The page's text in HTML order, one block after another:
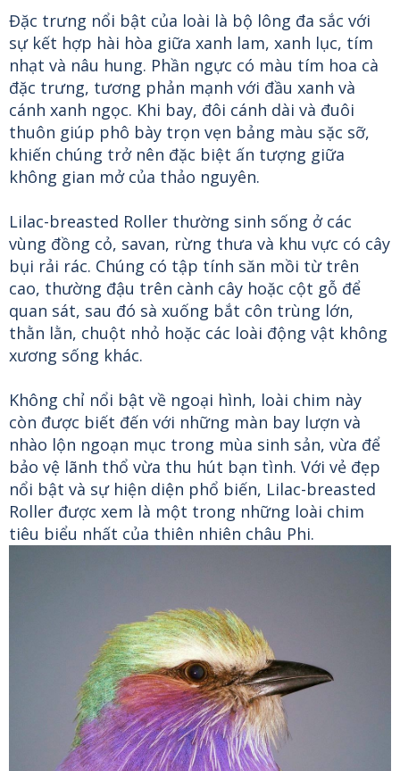
Đặc trưng nổi bật của loài là bộ lông đa sắc với
sự kết hợp hài hòa giữa xanh lam, xanh lục, tím
nhạt và nâu hung. Phần ngực có màu tím hoa cà
đặc trưng, tương phản mạnh với đầu xanh và
cánh xanh ngọc. Khi bay, đôi cánh dài và đuôi
thuôn giúp phô bày trọn vẹn bảng màu sặc sỡ,
khiến chúng trở nên đặc biệt ấn tượng giữa
không gian mở của thảo nguyên.
Lilac-breasted Roller thường sinh sống ở các
vùng đồng cỏ, savan, rừng thưa và khu vực có cây
bụi rải rác. Chúng có tập tính săn mồi từ trên
cao, thường đậu trên cành cây hoặc cột gỗ để
quan sát, sau đó sà xuống bắt côn trùng lớn,
thằn lằn, chuột nhỏ hoặc các loài động vật không
xương sống khác.
Không chỉ nổi bật về ngoại hình, loài chim này
còn được biết đến với những màn bay lượn và
nhào lộn ngoạn mục trong mùa sinh sản, vừa để
bảo vệ lãnh thổ vừa thu hút bạn tình. Với vẻ đẹp
nổi bật và sự hiện diện phổ biến, Lilac-breasted
Roller được xem là một trong những loài chim
tiêu biểu nhất của thiên nhiên châu Phi.